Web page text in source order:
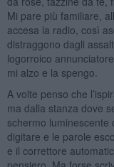
Mi pare più familiare,
accesa la radio, così
distraggono dagli
logorroico
mi alzo e la spengo.
A volte penso che
ma dalla stanza dove
schermo luminescente
digitare e le parole
e il correttore